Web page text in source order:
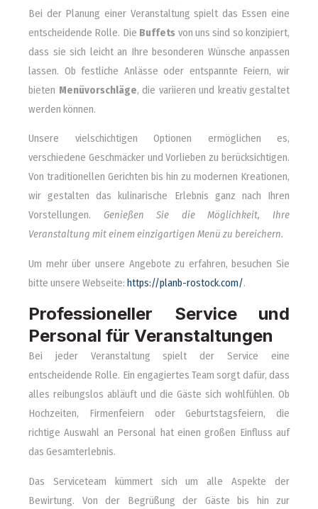
Bei der Planung einer Veranstaltung spielt das Essen eine
entscheidende Rolle. Die Buffets von uns sind so konzipiert,
dass sie sich leicht an Ihre besonderen Wünsche anpassen
lassen. Ob festliche Anlässe oder entspannte Feiern, wir
bieten Menüvorschläge, die variieren und kreativ gestaltet
werden können.
Unsere vielschichtigen Optionen ermöglichen es,
verschiedene Geschmäcker und Vorlieben zu berücksichtigen.
Von traditionellen Gerichten bis hin zu modernen Kreationen,
wir gestalten das kulinarische Erlebnis ganz nach Ihren
Vorstellungen. Genießen Sie die Möglichkeit, Ihre
Veranstaltung mit einem einzigartigen Menü zu bereichern.
Um mehr über unsere Angebote zu erfahren, besuchen Sie
bitte unsere Webseite: https://planb-rostock.com/.
Professioneller Service und
Personal für Veranstaltungen
Bei jeder Veranstaltung spielt der Service eine
entscheidende Rolle. Ein engagiertes Team sorgt dafür, dass
alles reibungslos abläuft und die Gäste sich wohlfühlen. Ob
Hochzeiten, Firmenfeiern oder Geburtstagsfeiern, die
richtige Auswahl an Personal hat einen großen Einfluss auf
das Gesamterlebnis.
Das Serviceteam kümmert sich um alle Aspekte der
Bewirtung. Von der Begrüßung der Gäste bis hin zur